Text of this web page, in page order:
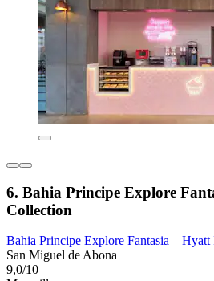
6. Bahia Principe Explore
Collection
Bahia Principe Explore Fantasia –
San Miguel de Abona
9,0/10